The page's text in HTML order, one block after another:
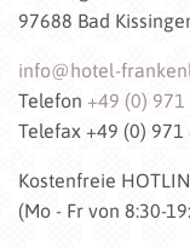
97688 Bad
info@hotel-
Telefon +49 (0) 971
Telefax +49 (0) 971
Kostenfreie
(Mo - Fr von 8:30-